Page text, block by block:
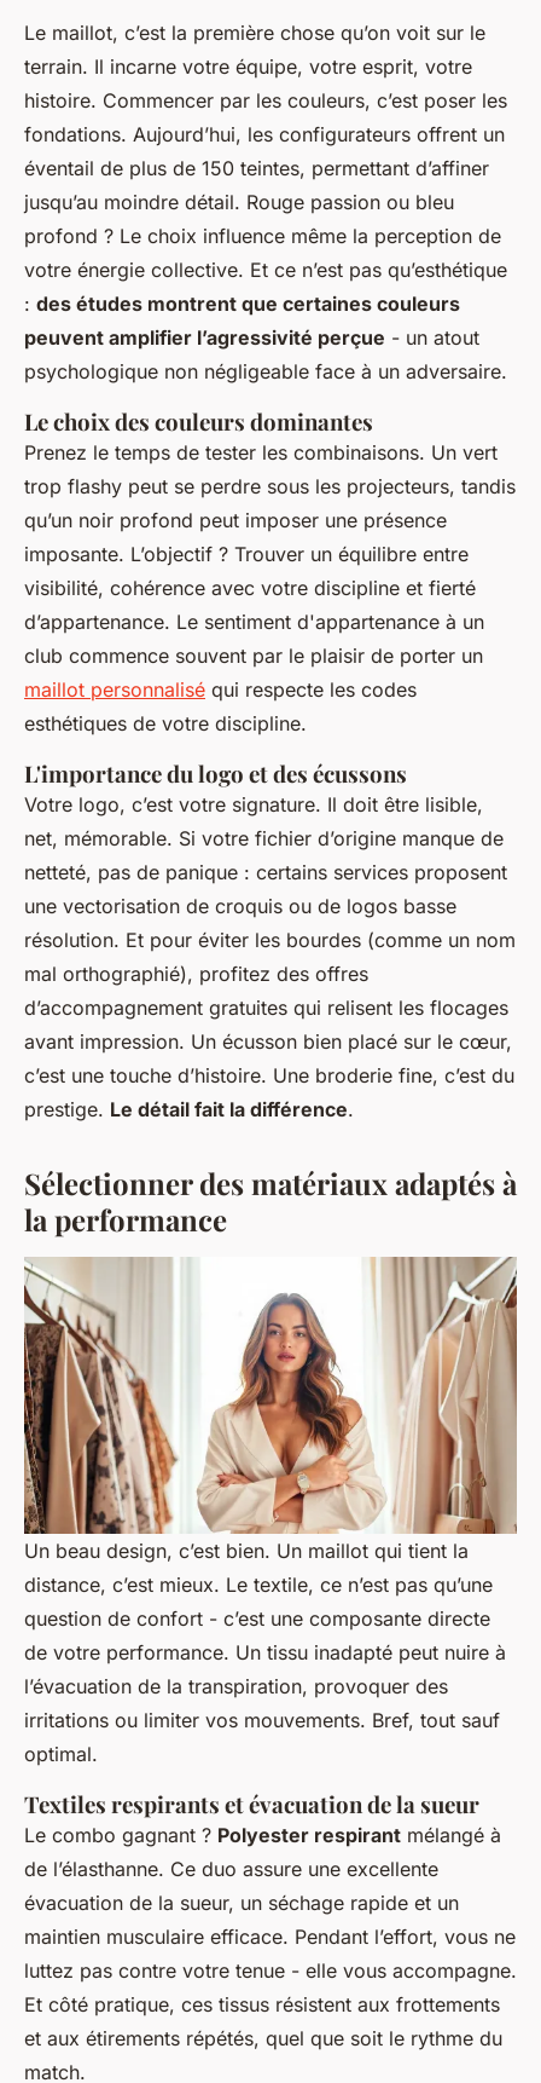
Le maillot, c’est la première chose qu’on voit sur le
terrain. Il incarne votre équipe, votre esprit, votre
histoire. Commencer par les couleurs, c’est poser les
fondations. Aujourd’hui, les configurateurs offrent un
éventail de plus de 150 teintes, permettant d’affiner
jusqu’au moindre détail. Rouge passion ou bleu
profond ? Le choix influence même la perception de
votre énergie collective. Et ce n’est pas qu’esthétique
: des études montrent que certaines couleurs
peuvent amplifier l’agressivité perçue - un atout
psychologique non négligeable face à un adversaire.
Le choix des couleurs dominantes
Prenez le temps de tester les combinaisons. Un vert
trop flashy peut se perdre sous les projecteurs, tandis
qu’un noir profond peut imposer une présence
imposante. L’objectif ? Trouver un équilibre entre
visibilité, cohérence avec votre discipline et fierté
d’appartenance. Le sentiment d'appartenance à un
club commence souvent par le plaisir de porter un
maillot personnalisé qui respecte les codes
esthétiques de votre discipline.
L'importance du logo et des écussons
Votre logo, c’est votre signature. Il doit être lisible,
net, mémorable. Si votre fichier d’origine manque de
netteté, pas de panique : certains services proposent
une vectorisation de croquis ou de logos basse
résolution. Et pour éviter les bourdes (comme un nom
mal orthographié), profitez des offres
d’accompagnement gratuites qui relisent les flocages
avant impression. Un écusson bien placé sur le cœur,
c’est une touche d’histoire. Une broderie fine, c’est du
prestige. Le détail fait la différence.
Sélectionner des matériaux adaptés à
la performance
Un beau design, c’est bien. Un maillot qui tient la
distance, c’est mieux. Le textile, ce n’est pas qu’une
question de confort - c’est une composante directe
de votre performance. Un tissu inadapté peut nuire à
l’évacuation de la transpiration, provoquer des
irritations ou limiter vos mouvements. Bref, tout sauf
optimal.
Textiles respirants et évacuation de la sueur
Le combo gagnant ? Polyester respirant mélangé à
de l’élasthanne. Ce duo assure une excellente
évacuation de la sueur, un séchage rapide et un
maintien musculaire efficace. Pendant l’effort, vous ne
luttez pas contre votre tenue - elle vous accompagne.
Et côté pratique, ces tissus résistent aux frottements
et aux étirements répétés, quel que soit le rythme du
match.